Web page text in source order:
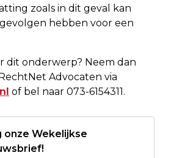
zoals in dit geval kan
hebben voor een
dit onderwerp? Neem dan
Advocaten via
of bel naar 073-6154311.
onze Wekelijkse